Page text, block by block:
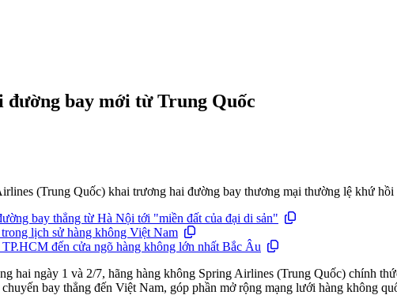
đường bay mới từ Trung Quốc
(Trung Quốc) khai trương hai đường bay thương mại thường lệ khứ
bay thẳng từ Hà Nội tới "miền đất của đại di sản"
lịch sử hàng không Việt Nam
đến cửa ngõ hàng không lớn nhất Bắc Âu
hai ngày 1 và 2/7, hãng hàng không Spring Airlines (Trung Quốc)
bay thẳng đến Việt Nam, góp phần mở rộng mạng lưới hàng không